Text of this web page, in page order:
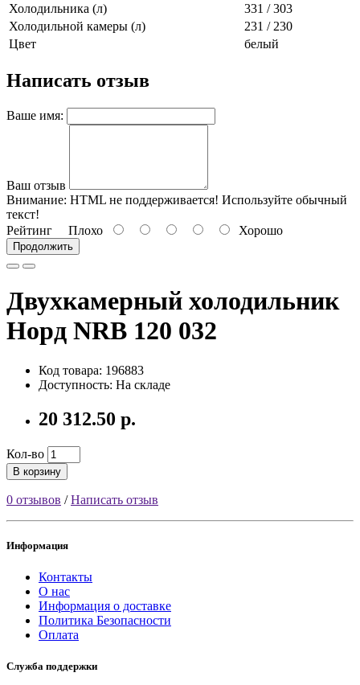
Холодильника (л)
331 / 303
Холодильной камеры (л)
231 / 230
Цвет
белый
Написать отзыв
Ваше имя:
Ваш отзыв
Внимание: HTML не поддерживается! Используйте обычный
текст!
Рейтинг Плохо Хорошо
Продолжить
Двухкамерный холодильник
Норд NRB 120 032
Код товара: 196883
Доступность: На складе
20 312.50 р.
Кол-во
В корзину
0 отзывов /Написать отзыв
Информация
Контакты
О нас
Информация о доставке
Политика Безопасности
Оплата
Служба поддержки